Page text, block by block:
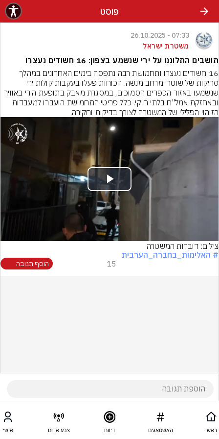
פוסט
07:33 - 26.10.2025
משטרת ישראל
תושבים התלוננו על ירי שנשמע בצפון: 16 חשודים נעצרו
16 חשודים נעצרו ותחמושת רבה נתפסה בימים האחרונים במהלך
שנשמעו באזור הכפרים הסמוכים, במסגרת מאבק בתופעת הירי באוויר
הזיהוי הפלילי של המשטרה לצורך בדיקות וחקירה.
Play
Video
צילום: דוברות המשטרה
# האלימות_בחברה_הערבית
15 הוסף תגובה
ראשי האשטאגים דיווח צבע אדום אישי